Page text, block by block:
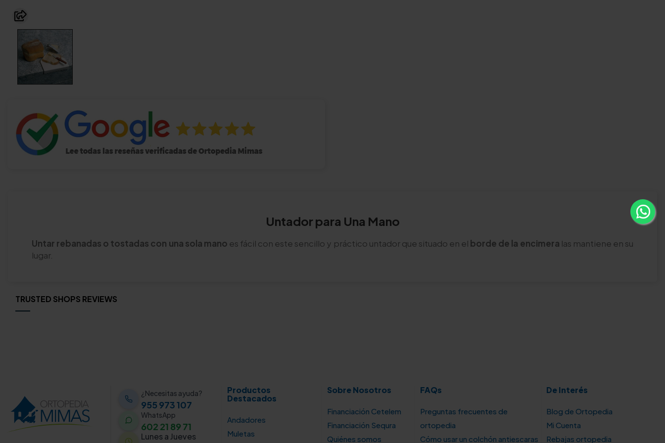
Untador para Una Mano
Untar rebanadas o tostadas con una sola mano es fácil con este sencillo y práctico untador que situado en el borde de la encimera las mantiene en su
lugar.
TRUSTED SHOPS REVIEWS
¿Necesitas ayuda?
955 973 107
WhatsApp
602 21 89 71
Lunes a Jueves
Productos
Destacados
Andadores
Muletas
Sobre Nosotros
Financiación Cetelem
Financiación Sequra
Quiénes somos
FAQs
Preguntas frecuentes de
ortopedia
Cómo usar un colchón antiescaras
De Interés
Blog de Ortopedia
Mi Cuenta
Rebajas ortopedia